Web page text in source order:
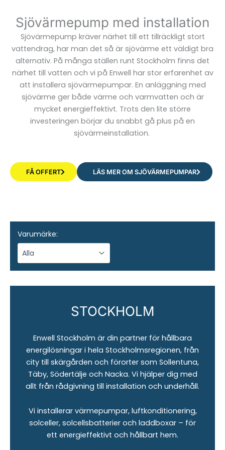
Sjövärmepump med installation
Sjövärmepump kräver närhet till ett tillräckligt stort
vattendrag, har man det så är sjövärme ett väldigt bra
alternativ. På många ställen runt Stockholm finns det
närhet till vatten och vi på Enwell har stor erfarenhet av
att installera sjövärmepumpar. En anläggning med
sjövärme ger både värme och varmvatten och är
mycket energieffektivt. Trots den lite större
investeringen börjar du snabbt gå plus på en
sjövärmeinstallation.
FÅ OFFERT LÄS MER OM SJÖVÄRMEPUMPAR
Varumärke:
STOCKHOLM
Enwell Stockholm är din partner för hållbara
energilösningar i hela Stockholmsregionen, från
city till skärgården och förorter som Sollentuna,
Täby, Södertälje och Nacka. Vi hjälper dig med
allt från rådgivning till installation och underhåll.
Vi installerar värmepumpar, luftkonditionering,
solceller, solcellsbatterier och laddboxar – för
ett energieffektivt och hållbart hem.